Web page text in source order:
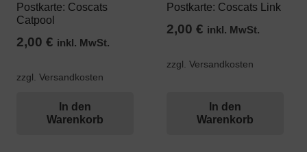
Postkarte: Coscats
Catpool
2,00 € inkl. MwSt.
zzgl. Versandkosten
In den
Warenkorb
Postkarte: Coscats Link
2,00€ inkl. MwSt.
zzgl. Versandkosten
In den
Warenkorb